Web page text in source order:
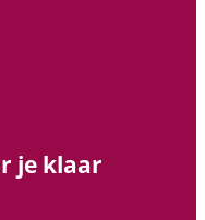
je klaar